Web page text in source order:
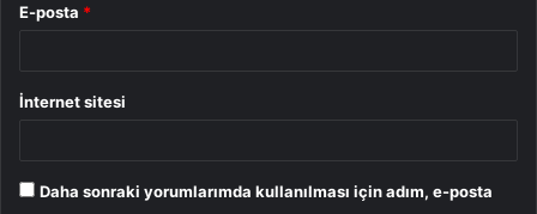
E-posta *
İnternet sitesi
Daha sonraki yorumlarımda kullanılması için adım, e-posta